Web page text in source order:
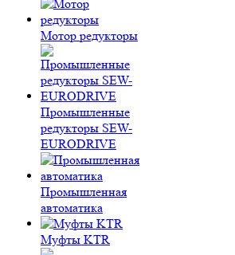
Мотор редукторы
Промышленные
редукторы SEW-
EURODRIVE
Промышленная
автоматика
Муфты KTR